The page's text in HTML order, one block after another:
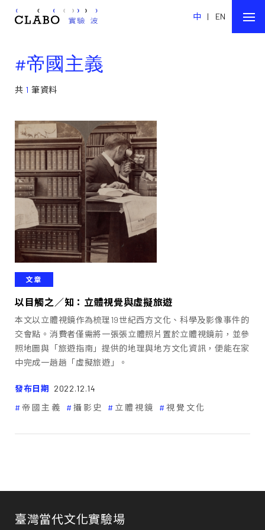
中 | EN
#帝國主義
共 1 筆資料
文章
以目觸之／知：立體視覺與虛擬旅遊
本文以立體視鏡作為梳理19世紀西方文化、科學及影像事件的
交會點。消費者僅需將一張張立體照片置於立體視鏡前，並參
照地圖與「旅遊指南」提供的地理與地方文化資訊，便能在家
中完成一趟趟「虛擬旅遊」。
發布日期 2022.12.14
帝國主義
攝影史 立體視鏡 視覺文化
臺灣當代文化實驗場